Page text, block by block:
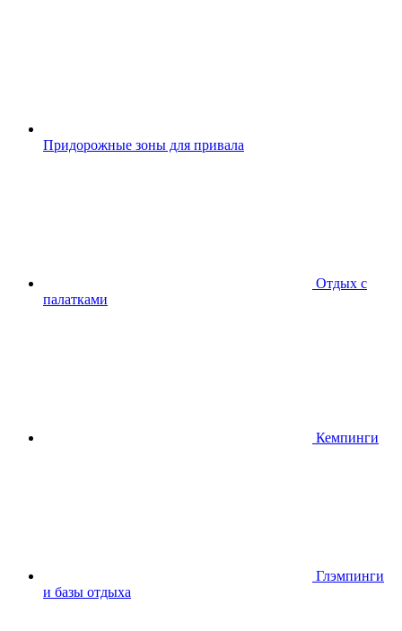
Придорожные зоны для привала
Отдых с
палатками
Кемпинги
Глэмпинги
и базы отдыха